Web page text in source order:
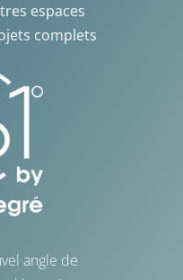
espaces
complets
angle de